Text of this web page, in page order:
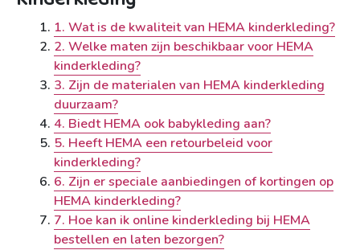
1. Wat is de kwaliteit van HEMA kinderkleding?
2. Welke maten zijn beschikbaar voor HEMA
kinderkleding?
3. Zijn de materialen van HEMA kinderkleding
duurzaam?
4. Biedt HEMA ook babykleding aan?
5. Heeft HEMA een retourbeleid voor
kinderkleding?
6. Zijn er speciale aanbiedingen of kortingen op
HEMA kinderkleding?
7. Hoe kan ik online kinderkleding bij HEMA
bestellen en laten bezorgen?